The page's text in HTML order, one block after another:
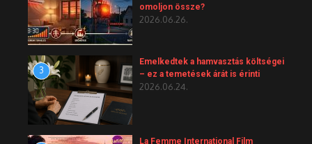
omoljon össze?
2026.06.26.
3
Emelkedtek a hamvasztás költségei
– ez a temetések árát is érinti
2026.06.24.
La Femme International Film